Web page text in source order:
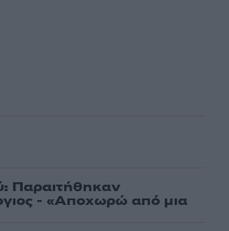
Παραιτήθηκαν
- «Αποχωρώ από μια